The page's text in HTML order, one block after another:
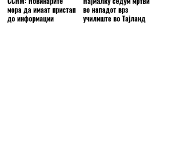
мора да имаат пристап
до информации
во нападот врз
училиште во Тајланд